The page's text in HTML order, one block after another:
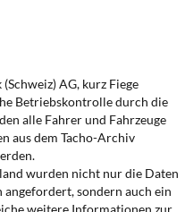
AG, kurz Fiege
Betriebskontrolle durch die
alle Fahrer und Fahrzeuge
aus dem Tacho-Archiv
wurden nicht nur die Daten
sondern auch ein
weitere Informationen zur